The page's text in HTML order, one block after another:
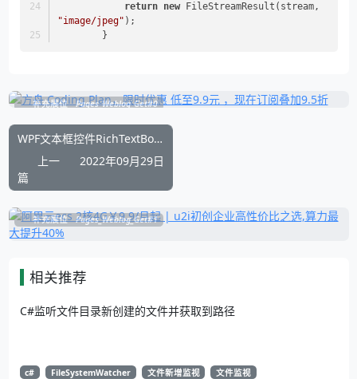
return new
"image/jpeg" );
        }
补充展位 Pages_Weblog_Get#0
WPF文本框控件RichTextBox实现MVVM绑定数据源
上一
篇
2022年09月29日
补充展位 Pages_Weblog_Get#1
相关推荐
C#监听文件目录新创建的文件并获取到路径
c# FileSystemWatcher 文件新增监视 文件监视